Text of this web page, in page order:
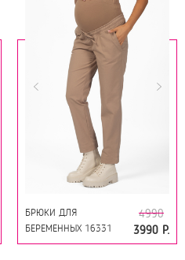
БРЮКИ ДЛЯ
БЕРЕМЕННЫХ 16331
МОККО
4990
3990 Р.